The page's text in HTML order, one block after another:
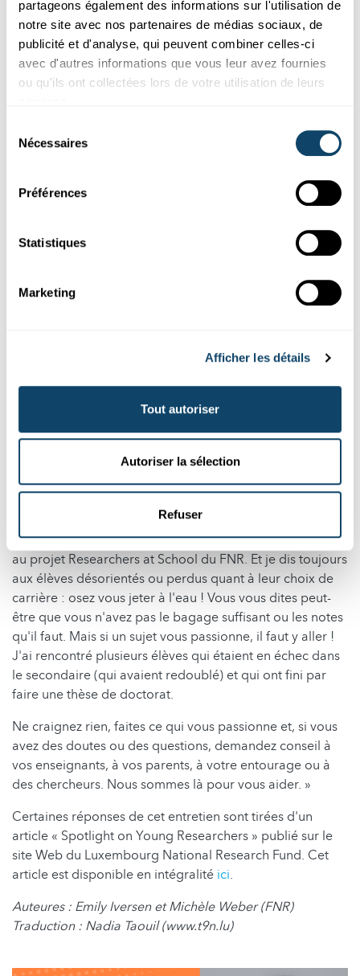
partageons également des informations sur l'utilisation de
notre site avec nos partenaires de médias sociaux, de
publicité et d'analyse, qui peuvent combiner celles-ci
avec d'autres informations que vous leur avez fournies
ou qu'ils ont collectées lors de votre utilisation de leurs
Nécessaires
Préférences
Statistiques
Marketing
Afficher les détails
Tout autoriser
Autoriser la sélection
Refuser
Enfin, l'Administration de l'environnement du
Luxembourg est aussi d'un grand soutien dans les projets
que je porte. Il s'en dégage une belle synergie entre
l'administration publique et la recherche, ce qui n'est pas
toujours le cas. »
Photo : Anna Espinoza (à droite) et une collègue de
Quels conseils donneriez-vous aux
jeunes filles qui s'intéressent aux
sciences ? Et que diriez-vous à la
jeune fille que vous avez été ?
« Depuis que j'ai intégré le LIST, je participe tous les ans
au projet Researchers at School du FNR. Et je dis toujours
aux élèves désorientés ou perdus quant à leur choix de
carrière : osez vous jeter à l'eau ! Vous vous dites peut-
être que vous n'avez pas le bagage suffisant ou les notes
qu'il faut. Mais si un sujet vous passionne, il faut y aller !
J'ai rencontré plusieurs élèves qui étaient en échec dans
le secondaire (qui avaient redoublé) et qui ont fini par
faire une thèse de doctorat.
Ne craignez rien, faites ce qui vous passionne et, si vous
avez des doutes ou des questions, demandez conseil à
vos enseignants, à vos parents, à votre entourage ou à
des chercheurs. Nous sommes là pour vous aider. »
Certaines réponses de cet entretien sont tirées d'un
article « Spotlight on Young Researchers » publié sur le
site Web du Luxembourg National Research Fund. Cet
article est disponible en intégralité ici.
Auteures : Emily Iversen et Michèle Weber (FNR)
Traduction : Nadia Taouil (www.t9n.lu)